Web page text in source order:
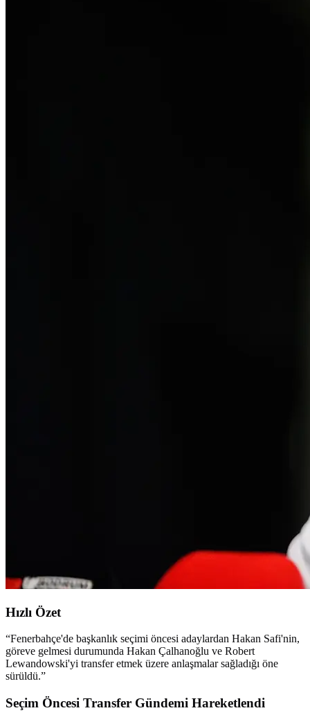
Hızlı Özet
“Fenerbahçe'de başkanlık seçimi öncesi adaylardan Hakan Safi'nin,
göreve gelmesi durumunda Hakan Çalhanoğlu ve Robert
Lewandowski'yi transfer etmek üzere anlaşmalar sağladığı öne
sürüldü.”
Seçim Öncesi Transfer Gündemi Hareketlendi